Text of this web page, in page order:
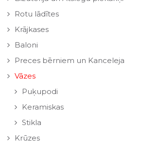
Rotu lādītes
Krājkases
Baloni
Preces bērniem un Kanceleja
Vāzes
Puķupodi
Keramiskas
Stikla
Krūzes